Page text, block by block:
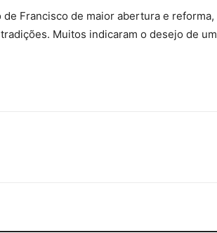
Francisco de maior abertura e reforma,
Muitos indicaram o desejo de um